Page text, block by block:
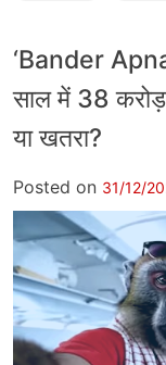
‘Bander
साल में 38
या खतरा?
Posted on 31/12/